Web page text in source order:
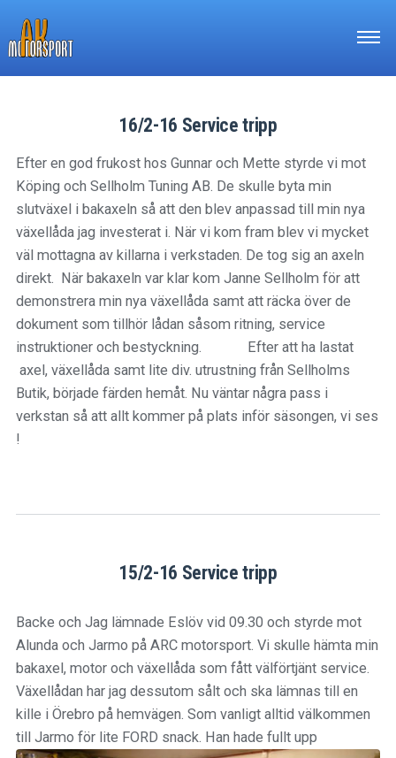
Historik
Tävlingar
Galleri
16/2-16 Service tripp
Efter en god frukost hos Gunnar och Mette styrde vi mot
Köping och Sellholm Tuning AB. De skulle byta min
slutväxel i bakaxeln så att den blev anpassad till min nya
växellåda jag investerat i. När vi kom fram blev vi mycket
väl mottagna av killarna i verkstaden. De tog sig an axeln
direkt. När bakaxeln var klar kom Janne Sellholm för att
demonstrera min nya växellåda samt att räcka över de
dokument som tillhör lådan såsom ritning, service
instruktioner och bestyckning. Efter att ha lastat
axel, växellåda samt lite div. utrustning från Sellholms
Butik, började färden hemåt. Nu väntar några pass i
verkstan så att allt kommer på plats inför säsongen, vi ses
!
15/2-16 Service tripp
Backe och Jag lämnade Eslöv vid 09.30 och styrde mot
Alunda och Jarmo på ARC motorsport. Vi skulle hämta min
bakaxel, motor och växellåda som fått välförtjänt service.
Växellådan har jag dessutom sålt och ska lämnas till en
kille i Örebro på hemvägen. Som vanligt alltid välkommen
till Jarmo för lite FORD snack. Han hade fullt upp